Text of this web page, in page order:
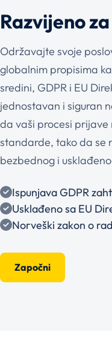
Razvijeno
Održavajte svoje
globalnim propisima
sredini, GDPR i EU
jednostavan i siguran
da vaši procesi
standarde, tako da se
bezbednog i
Ispunjava GDPR
Usklađeno sa EU
Norveški zakon o
Započni